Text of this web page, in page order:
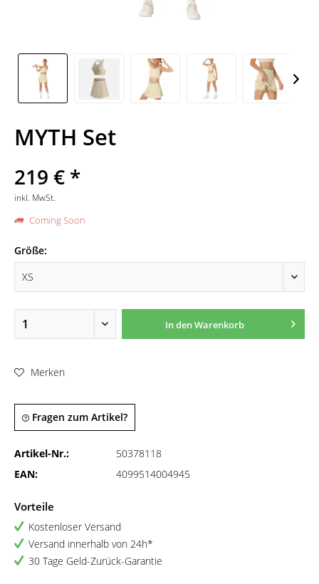
MYTH Set
219 € *
inkl. MwSt.
Coming Soon
Größe:
In denWarenkorb
Merken
Fragen zum Artikel?
Artikel-Nr.:
50378118
EAN:
4099514004945
Vorteile
Kostenloser Versand
Versand innerhalb von 24h*
30 Tage Geld-Zurück-Garantie